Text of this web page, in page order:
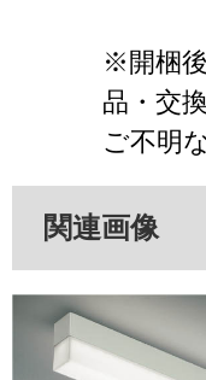
※開梱
品・交
ご不明
関連画像